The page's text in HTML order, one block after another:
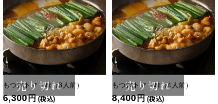
売り切れ
もつ鍋トマト味（3人前）
6,300円 (税込)
売り切れ
もつ鍋トマト味（4人前）
8,400円 (税込)